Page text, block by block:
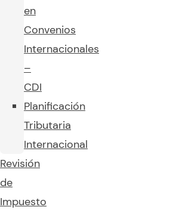
en
Convenios
Internacionales
–
CDI
Planificación
Tributaria
Internacional
Revisión
de
Impuesto